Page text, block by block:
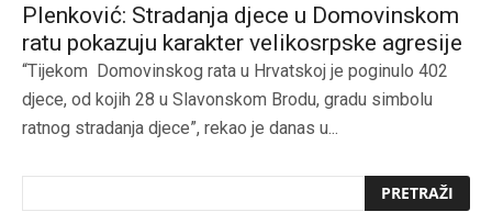
Plenković: Stradanja djece u Domovinskom
ratu pokazuju karakter velikosrpske agresije
“Tijekom Domovinskog rata u Hrvatskoj je poginulo 402
djece, od kojih 28 u Slavonskom Brodu, gradu simbolu
ratnog stradanja djece”, rekao je danas u...